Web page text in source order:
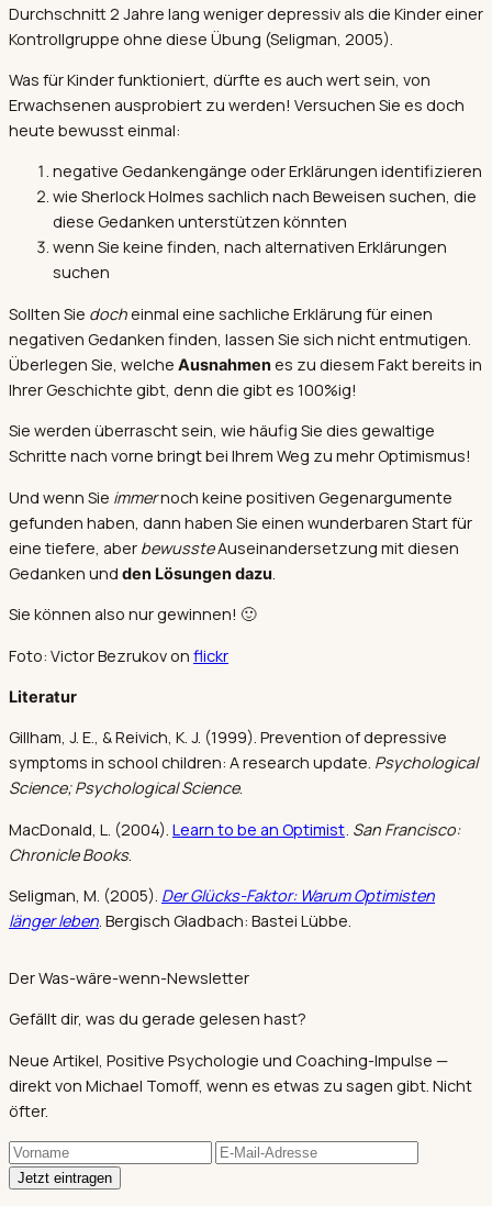
Durchschnitt 2 Jahre lang weniger depressiv als die Kinder einer
Kontrollgruppe ohne diese Übung (Seligman, 2005).
Was für Kinder funktioniert, dürfte es auch wert sein, von
Erwachsenen ausprobiert zu werden! Versuchen Sie es doch
heute bewusst einmal:
negative Gedankengänge oder Erklärungen identifizieren
wie Sherlock Holmes sachlich nach Beweisen suchen, die
diese Gedanken unterstützen könnten
wenn Sie keine finden, nach alternativen Erklärungen
suchen
Sollten Sie docheinmal eine sachliche Erklärung für einen
negativen Gedanken finden, lassen Sie sich nicht entmutigen.
Überlegen Sie, welche Ausnahmenes zu diesem Fakt bereits in
Ihrer Geschichte gibt, denn die gibt es 100%ig!
Sie werden überrascht sein, wie häufig Sie dies gewaltige
Schritte nach vorne bringt bei Ihrem Weg zu mehr Optimismus!
Und wenn Sie immernoch keine positiven Gegenargumente
gefunden haben, dann haben Sie einen wunderbaren Start für
eine tiefere, aber bewussteAuseinandersetzung mit diesen
Gedanken und den Lösungen dazu
Sie können also nur gewinnen! 🙂
Foto: Victor Bezrukov on flickr
Literatur
Gillham, J. E., & Reivich, K. J. (1999). Prevention of depressive
symptoms in school children: A research update. Psychological
Science; Psychological Science.
MacDonald, L. (2004). Learn to be an Optimist San Francisco:
Chronicle Books.
Seligman, M. (2005). Der Glücks-Faktor: Warum Optimisten
länger leben. Bergisch Gladbach: Bastei Lübbe.
Der Was-wäre-wenn-Newsletter
Gefällt dir, was du gerade gelesen hast?
Neue Artikel, Positive Psychologie und Coaching-Impulse —
direkt von Michael Tomoff, wenn es etwas zu sagen gibt. Nicht
öfter.
Jetzt eintragen